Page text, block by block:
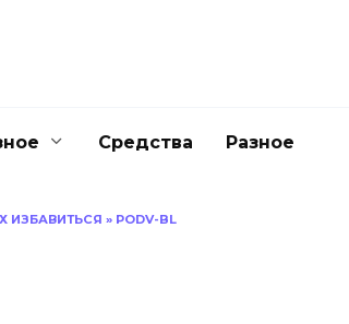
Средства Разное
ИЗБАВИТЬСЯ » PODV-BL